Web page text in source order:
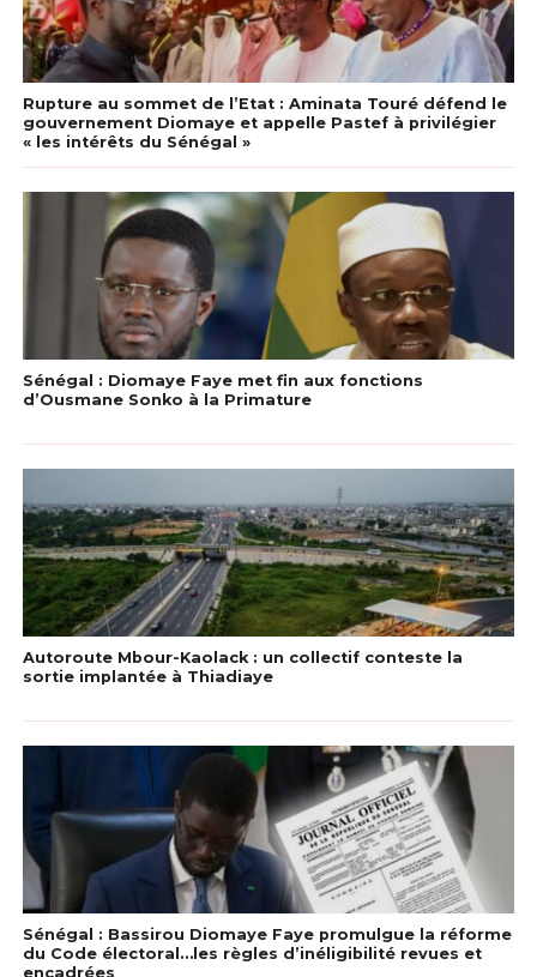
Rupture au sommet de l’Etat : Aminata Touré défend le
gouvernement Diomaye et appelle Pastef à privilégier
« les intérêts du Sénégal »
Sénégal : Diomaye Faye met fin aux fonctions
d’Ousmane Sonko à la Primature
Autoroute Mbour-Kaolack : un collectif conteste la
sortie implantée à Thiadiaye
Sénégal : Bassirou Diomaye Faye promulgue la réforme
du Code électoral…les règles d’inéligibilité revues et
encadrées